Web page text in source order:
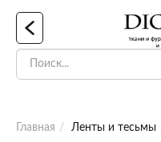
Главная Ленты и тесьмы